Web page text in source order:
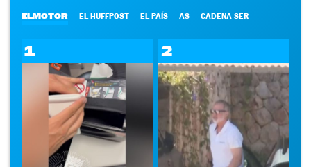
ELMOTOR EL HUFFPOST EL PAÍS AS CADENA SER
1 2